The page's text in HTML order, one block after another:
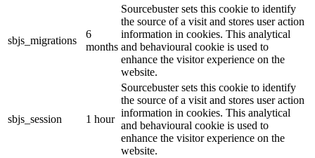
sbjs_migrations
6
months
Sourcebuster sets this cookie to identify
the source of a visit and stores user action
information in cookies. This analytical
and behavioural cookie is used to
enhance the visitor experience on the
website.
sbjs_session 1 hour
Sourcebuster sets this cookie to identify
the source of a visit and stores user action
information in cookies. This analytical
and behavioural cookie is used to
enhance the visitor experience on the
website.